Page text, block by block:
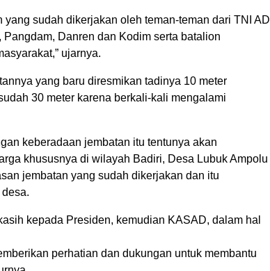
yang sudah dikerjakan oleh teman-teman dari TNI AD
Danren dan Kodim serta batalion
ujarnya.
yang baru diresmikan tadinya 10 meter
30 meter karena berkali-kali mengalami
keberadaan jembatan itu tentunya akan
khususnya di wilayah Badiri, Desa Lubuk Ampolu
jembatan yang sudah dikerjakan dan itu
kepada Presiden, kemudian KASAD, dalam hal
perhatian dan dukungan untuk membantu